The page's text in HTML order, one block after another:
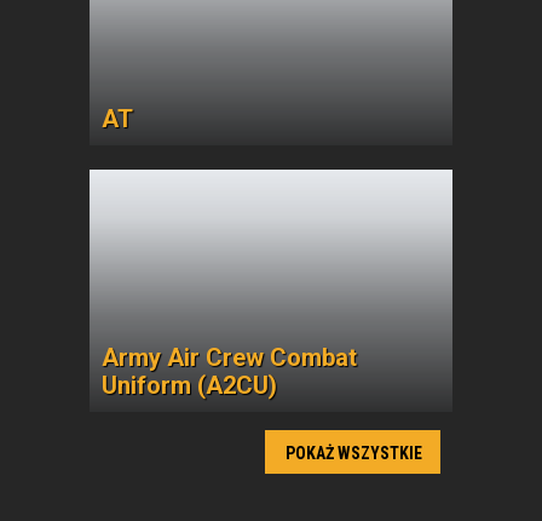
AT
Army Air Crew Combat
Uniform (A2CU)
POKAŻ WSZYSTKIE